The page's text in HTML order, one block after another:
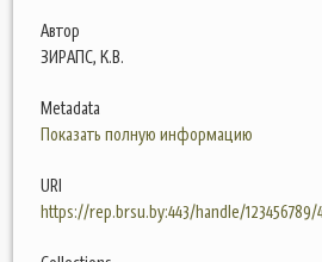
Автор
ЗИРАПС, К.В.
Metadata
Показать полную информацию
URI
https://rep.brsu.by:443/handle/123456789/